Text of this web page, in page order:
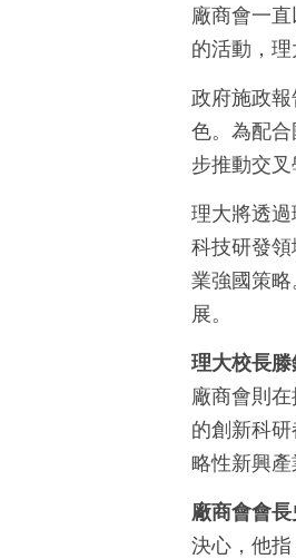
廠商會一
的活動，
政府施政
色。為配
步推動交
理大將透
科技研發
業強國策
展。
理大校長
廠商會則
的創新科
略性新興產
廠商會會
決心，他